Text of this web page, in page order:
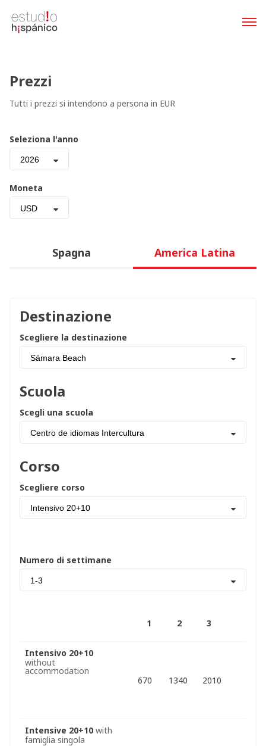
Prezzi
Tutti i prezzi si intendono a persona in EUR
Seleziona l'anno
2026
Moneta
USD
Spagna America Latina
Destinazione
Scegliere la destinazione
Sámara Beach
Scuola
Scegli una scuola
Centro de idiomas Intercultura
Corso
Scegliere corso
Intensivo 20+10
Numero di settimane
1-3
Intensivo 20+10
without
accommodation
Intensive 20+10with
famiglia singola
1 2 3
670 1340 2010